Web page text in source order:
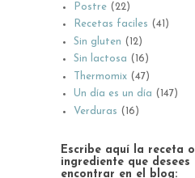
Postre (22)
Recetas faciles (41)
Sin gluten (12)
Sin lactosa (16)
Thermomix (47)
Un día es un día (147)
Verduras (16)
Escribe aquí la receta o
ingrediente que desees
encontrar en el blog: